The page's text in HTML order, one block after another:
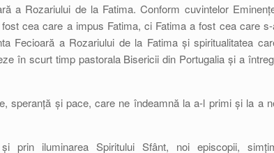
a Rozariului de la Fatima. Conform cuvintelor
cea care a impus Fatima, ci Fatima a fost cea care
Fecioară a Rozariului de la Fatima și spiritualitatea
în scurt timp pastorala Bisericii din Portugalia și a
speranță și pace, care ne îndeamnă la a-l primi și la a
prin iluminarea Spiritului Sfânt, noi episcopii,